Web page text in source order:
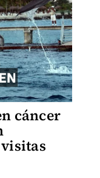
cáncer